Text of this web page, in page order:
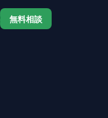
無料相談